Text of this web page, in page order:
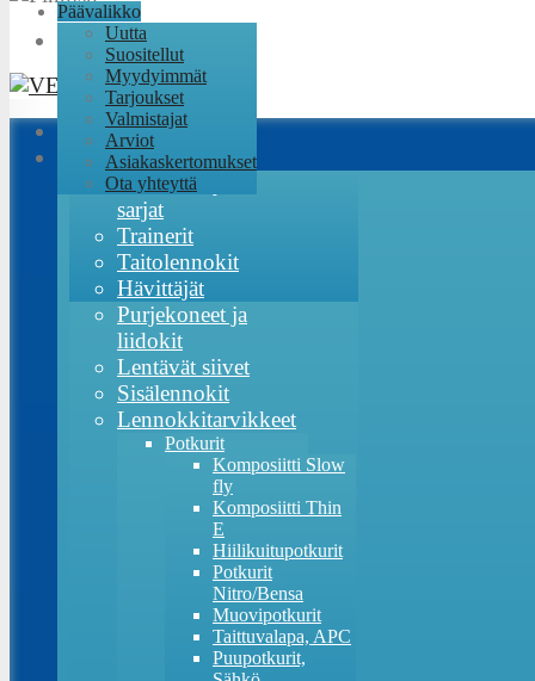
Päävalikko
Uutta
Suositellut
Myydyimmät
Tarjoukset
Valmistajat
Arviot
Asiakaskertomukset
Ota yhteyttä
Lennokit
RC-Factory
sarjat
Trainerit
Taitolennokit
Hävittäjät
Purjekoneet ja
liidokit
Lentävät siivet
Sisälennokit
Lennokkitarvikkeet
Potkurit
Komposiitti Slow
fly
Komposiitti Thin
E
Hiilikuitupotkurit
Potkurit
Nitro/Bensa
Muovipotkurit
Taittuvalapa, APC
Puupotkurit,